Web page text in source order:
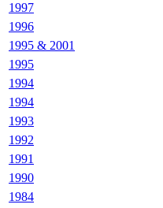
1997
1996
1995 & 2001
1995
1994
1994
1993
1992
1991
1990
1984